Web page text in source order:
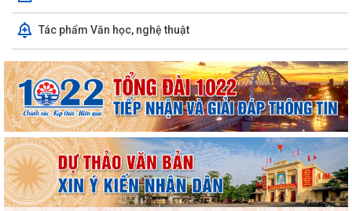
Tác phẩm Văn học, nghệ thuật